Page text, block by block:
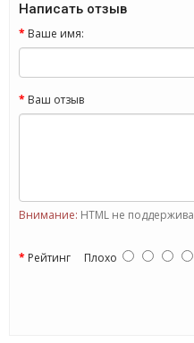
Написать отзыв
Ваше имя:
Ваш отзыв
Внимание: HTML не
Рейтинг Плохо